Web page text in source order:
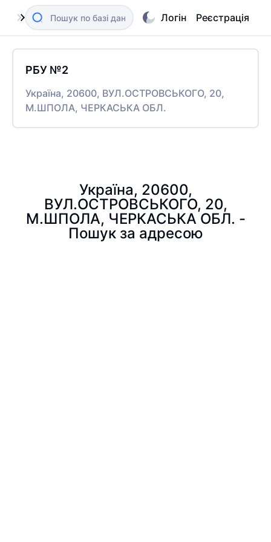
Логін Реєстрація
РБУ №2
Україна, 20600, ВУЛ.ОСТРОВСЬКОГО, 20,
М.ШПОЛА, ЧЕРКАСЬКА ОБЛ.
Україна, 20600,
ВУЛ.ОСТРОВСЬКОГО, 20,
М.ШПОЛА, ЧЕРКАСЬКА ОБЛ. -
Пошук за адресою